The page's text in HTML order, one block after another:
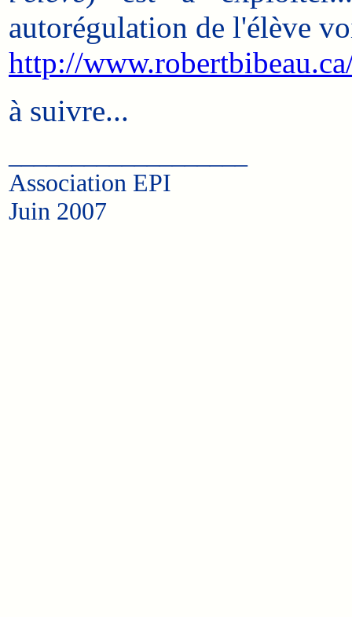
autorégulation de l'élève
http://
à suivre...
Association EPI
Juin 2007